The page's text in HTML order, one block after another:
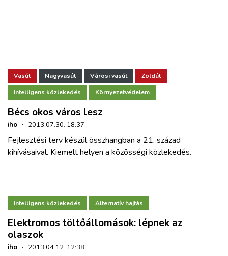
BLOG
ARCHÍVUM
WEBSHOP
Vasút Nagyvasút Városi vasút Zöldút
Intelligens közlekedés Környezetvédelem
Bécs okos város lesz
iho · 2013.07.30. 18:37
Fejlesztési terv készül összhangban a 21. század
kihívásaival. Kiemelt helyen a közösségi közlekedés.
Intelligens közlekedés Alternatív hajtás
Elektromos töltőállomások: lépnek az
olaszok
iho · 2013.04.12. 12:38